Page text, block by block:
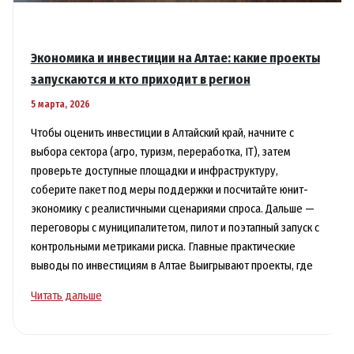
Экономика и инвестиции на Алтае: какие проекты
запускаются и кто приходит в регион
5 марта, 2026
Чтобы оценить инвестиции в Алтайский край, начните с
выбора сектора (агро, туризм, переработка, IT), затем
проверьте доступные площадки и инфраструктуру,
соберите пакет под меры поддержки и посчитайте юнит-
экономику с реалистичными сценариями спроса. Дальше —
переговоры с муниципалитетом, пилот и поэтапный запуск с
контрольными метриками риска. Главные практические
выводы по инвестициям в Алтае Выигрывают проекты, где
Экономика
Читать дальше